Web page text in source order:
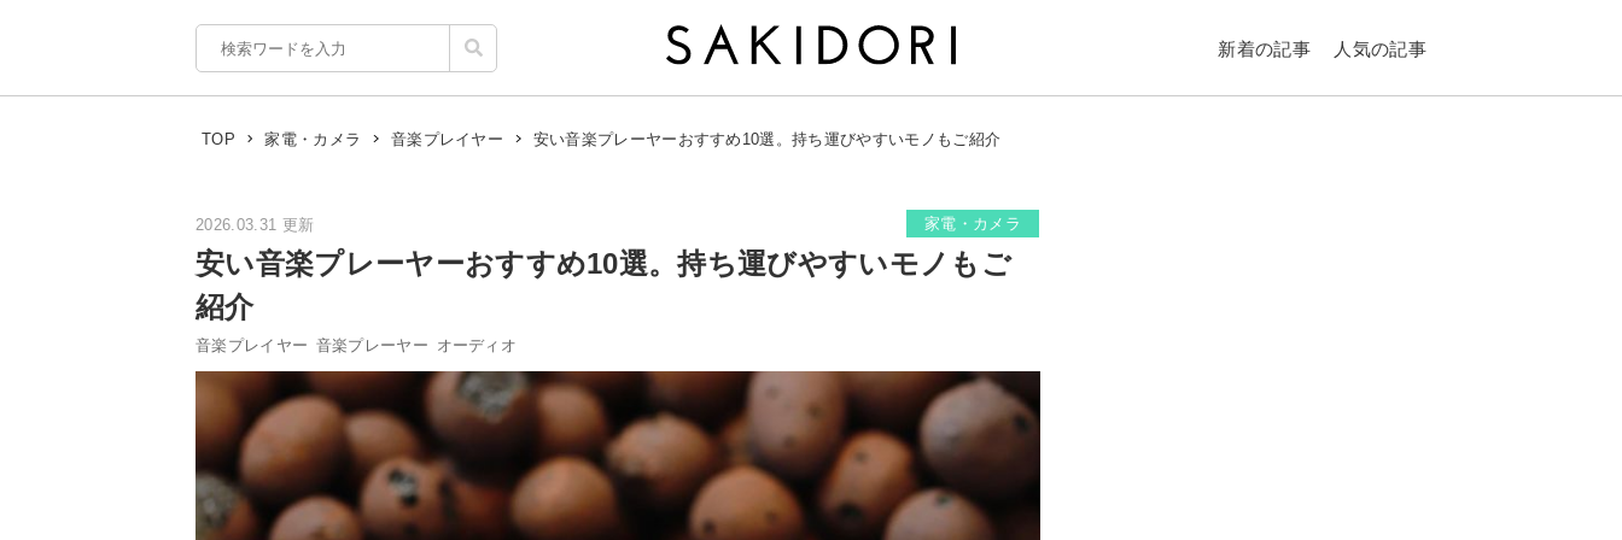
新着の記事 人気の記事
TOP 家電・カメラ 音楽プレイヤー 安い音楽プレーヤーおすすめ10選。持ち運びやすいモノもご紹介
2026.03.31 更新 家電・カメラ
安い音楽プレーヤーおすすめ10選。持ち運びやすいモノもご
紹介
音楽プレイヤー 音楽プレーヤー オーディオ